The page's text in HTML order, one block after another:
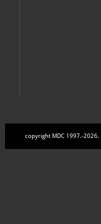
copyright MDC 1997.-2026.